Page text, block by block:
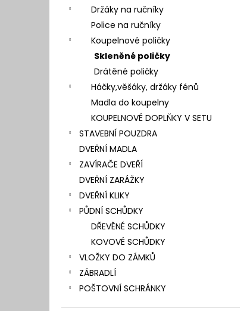
Držáky na ručníky
Police na ručníky
Koupelnové poličky
Skleněné poličky
Drátěné poličky
Háčky,věšáky, držáky fénů
Madla do koupelny
KOUPELNOVÉ DOPLŇKY V SETU
STAVEBNÍ POUZDRA
DVEŘNÍ MADLA
ZAVÍRAČE DVEŘÍ
DVEŘNÍ ZARÁŽKY
DVEŘNÍ KLIKY
PŮDNÍ SCHŮDKY
DŘEVĚNÉ SCHŮDKY
KOVOVÉ SCHŮDKY
VLOŽKY DO ZÁMKŮ
ZÁBRADLÍ
POŠTOVNÍ SCHRÁNKY